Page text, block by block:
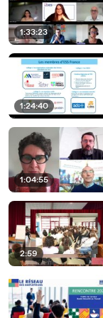
1:33:23
1:24:40
1:04:55
2:59